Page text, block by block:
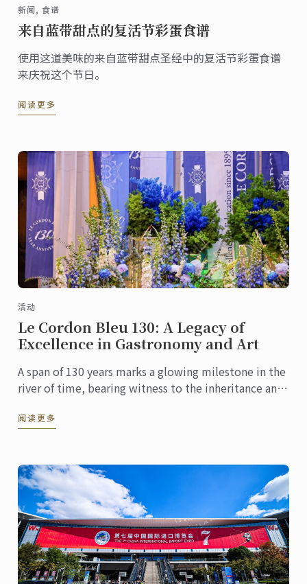
新闻, 食谱
来自蓝带甜点的复活节彩蛋食谱
使用这道美味的来自蓝带甜点圣经中的复活节彩蛋食谱
来庆祝这个节日。
阅读更多
活动
Le Cordon Bleu 130: A Legacy of
Excellence in Gastronomy and Art
A span of 130 years marks a glowing milestone in the
river of time, bearing witness to the inheritance and
阅读更多